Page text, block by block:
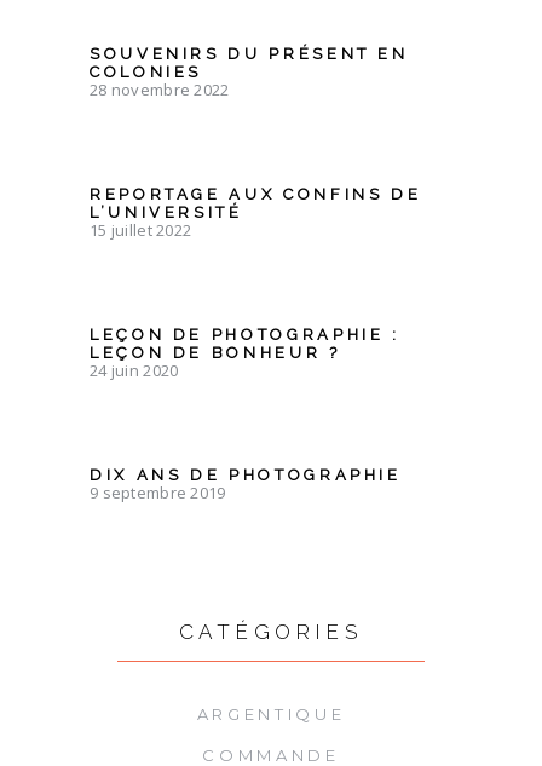
SOUVENIRS DU PRÉSENT EN
COLONIES
28 novembre 2022
REPORTAGE AUX CONFINS DE
L’UNIVERSITÉ
15 juillet 2022
LEÇON DE PHOTOGRAPHIE :
LEÇON DE BONHEUR ?
24 juin 2020
DIX ANS DE PHOTOGRAPHIE
9 septembre 2019
CATÉGORIES
ARGENTIQUE
COMMANDE